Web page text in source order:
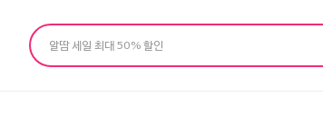
알땀 세일 최대 50% 할인